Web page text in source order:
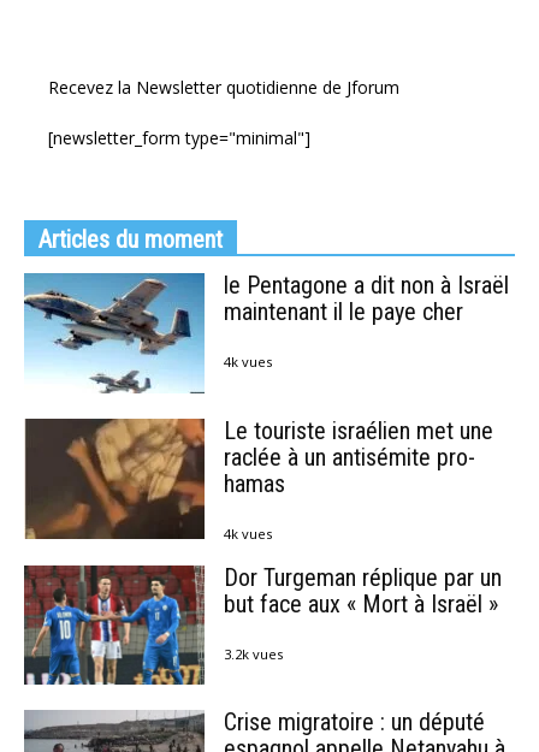
Recevez la Newsletter quotidienne de Jforum
[newsletter_form type="minimal"]
Articles du moment
le Pentagone a dit non à Israël
maintenant il le paye cher
4k vues
Le touriste israélien met une
raclée à un antisémite pro-
hamas
4k vues
Dor Turgeman réplique par un
but face aux « Mort à Israël »
3.2k vues
Crise migratoire : un député